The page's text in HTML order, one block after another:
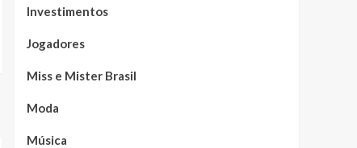
Investimentos
Jogadores
Miss e Mister Brasil
Moda
Música